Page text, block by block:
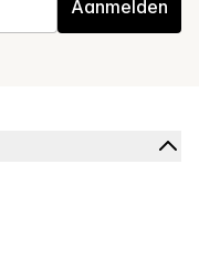
Aanmelden